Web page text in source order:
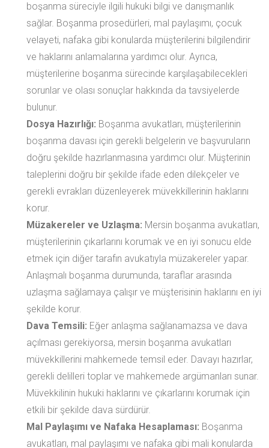
boşanma süreciyle ilgili hukuki bilgi ve danışmanlık
sağlar. Boşanma prosedürleri, mal paylaşımı, çocuk
velayeti, nafaka gibi konularda müşterilerini bilgilendirir
ve haklarını anlamalarına yardımcı olur. Ayrıca,
müşterilerine boşanma sürecinde karşılaşabilecekleri
sorunlar ve olası sonuçlar hakkında da tavsiyelerde
bulunur.
Dosya Hazırlığı: Boşanma avukatları, müşterilerinin
boşanma davası için gerekli belgelerin ve başvuruların
doğru şekilde hazırlanmasına yardımcı olur. Müşterinin
taleplerini doğru bir şekilde ifade eden dilekçeler ve
gerekli evrakları düzenleyerek müvekkillerinin haklarını
korur.
Müzakereler ve Uzlaşma: Mersin boşanma avukatları,
müşterilerinin çıkarlarını korumak ve en iyi sonucu elde
etmek için diğer tarafın avukatıyla müzakereler yapar.
Anlaşmalı boşanma durumunda, taraflar arasında
uzlaşma sağlamaya çalışır ve müşterisinin haklarını en iyi
şekilde korur.
Dava Temsili: Eğer anlaşma sağlanamazsa ve dava
açılması gerekiyorsa, mersin boşanma avukatları
müvekkillerini mahkemede temsil eder. Davayı hazırlar,
gerekli delilleri toplar ve mahkemede argümanları sunar.
Müvekkilinin hukuki haklarını ve çıkarlarını korumak için
etkili bir şekilde dava sürdürür.
Mal Paylaşımı ve Nafaka Hesaplaması: Boşanma
avukatları, mal paylaşımı ve nafaka gibi mali konularda